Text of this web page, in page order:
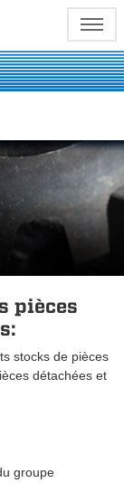
pièces
stocks de pièces
détachées et
groupe